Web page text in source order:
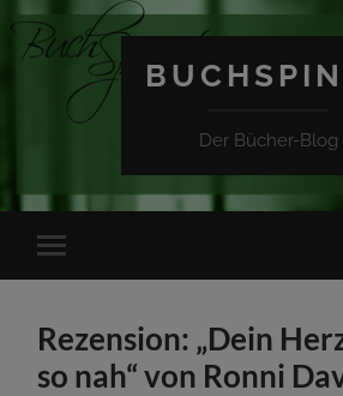
Der Bücher-Blog
Mobile-
Menü
Rezension: „Dein
so nah“ von Ronni